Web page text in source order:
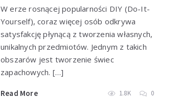
W erze rosnącej popularności DIY (Do-It-
Yourself), coraz więcej osób odkrywa
satysfakcję płynącą z tworzenia własnych,
unikalnych przedmiotów. Jednym z takich
obszarów jest tworzenie świec
zapachowych. […]
Read More 1.8K 0